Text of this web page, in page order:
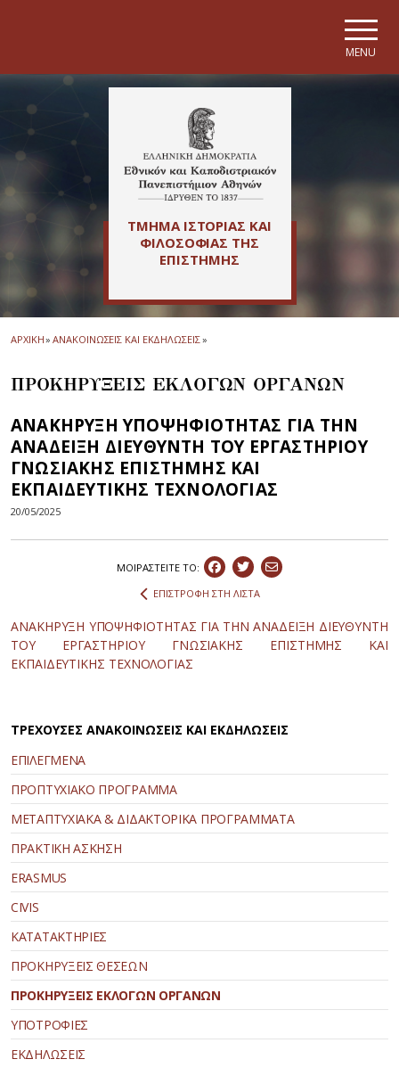
MENU
ΤΜΗΜΑ ΙΣΤΟΡΙΑΣ ΚΑΙ
ΦΙΛΟΣΟΦΙΑΣ ΤΗΣ
ΕΠΙΣΤΗΜΗΣ
ΑΡΧΙΚΗ» ΑΝΑΚΟΙΝΩΣΕΙΣ ΚΑΙ ΕΚΔΗΛΩΣΕΙΣ»
ΠΡΟΚΗΡΥΞΕΙΣ ΕΚΛΟΓΩΝ ΟΡΓΑΝΩΝ
ΑΝΑΚΗΡΥΞΗ ΥΠΟΨΗΦΙΟΤΗΤΑΣ ΓΙΑ ΤΗΝ
ΑΝΑΔΕΙΞΗ ΔΙΕΥΘΥΝΤΗ ΤΟΥ ΕΡΓΑΣΤΗΡΙΟΥ
ΓΝΩΣΙΑΚΗΣ ΕΠΙΣΤΗΜΗΣ ΚΑΙ
ΕΚΠΑΙΔΕΥΤΙΚΗΣ ΤΕΧΝΟΛΟΓΙΑΣ
20/05/2025
ΜΟΙΡΑΣΤEIΤΕ ΤΟ:
ΕΠΙΣΤΡΟΦΗ ΣΤΗ ΛΙΣΤΑ
ΑΝΑΚΗΡΥΞΗ ΥΠΟΨΗΦΙΟΤΗΤΑΣ ΓΙΑ ΤΗΝ ΑΝΑΔΕΙΞΗ ΔΙΕΥΘΥΝΤΗ
ΤΟΥ ΕΡΓΑΣΤΗΡΙΟΥ ΓΝΩΣΙΑΚΗΣ ΕΠΙΣΤΗΜΗΣ ΚΑΙ
ΕΚΠΑΙΔΕΥΤΙΚΗΣ ΤΕΧΝΟΛΟΓΙΑΣ
ΤΡΕΧΟΥΣΕΣ ΑΝΑΚΟΙΝΩΣΕΙΣ ΚΑΙ ΕΚΔΗΛΩΣΕΙΣ
ΕΠΙΛΕΓΜΕΝΑ
ΠΡΟΠΤΥΧΙΑΚΟ ΠΡΟΓΡΑΜΜΑ
ΜΕΤΑΠΤΥΧΙΑΚΑ & ΔΙΔΑΚΤΟΡΙΚΑ ΠΡΟΓΡΑΜΜΑΤΑ
ΠΡΑΚΤΙΚΗ ΑΣΚΗΣΗ
ERASMUS
CIVIS
ΚΑΤΑΤΑΚΤΗΡΙΕΣ
ΠΡΟΚΗΡΥΞΕΙΣ ΘΕΣΕΩΝ
ΠΡΟΚΗΡΥΞΕΙΣ ΕΚΛΟΓΩΝ ΟΡΓΑΝΩΝ
ΥΠΟΤΡΟΦΙΕΣ
ΕΚΔΗΛΩΣΕΙΣ